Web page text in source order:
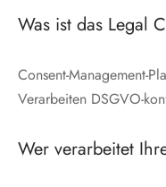
Was ist das Legal
Consent-Management-
Verarbeiten DSGVO-
Wer verarbeitet